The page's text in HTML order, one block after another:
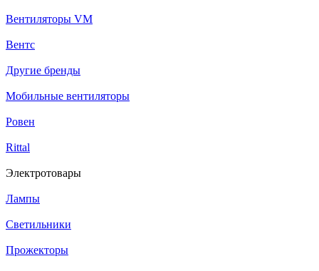
Вентиляторы VM
Вентс
Другие бренды
Мобильные вентиляторы
Ровен
Rittal
Электротовары
Лампы
Светильники
Прожекторы